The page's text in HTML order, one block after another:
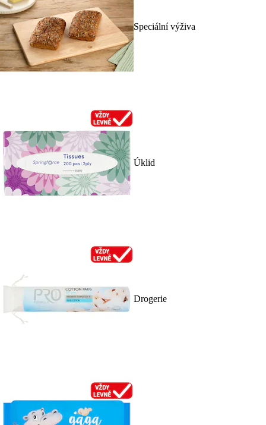
Speciální výživa
Úklid
Drogerie